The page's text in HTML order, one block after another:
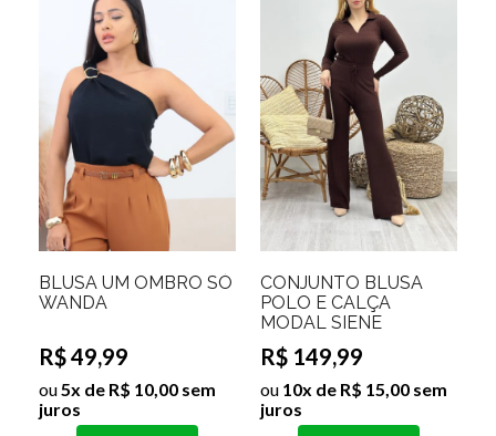
BLUSA UM OMBRO SÓ
WANDA
R$ 49,99
ou 5x de R$ 10,00 sem
juros
CONJUNTO BLUSA
POLO E CALÇA
MODAL SIENE
R$ 149,99
ou 10x de R$ 15,00 sem
juros